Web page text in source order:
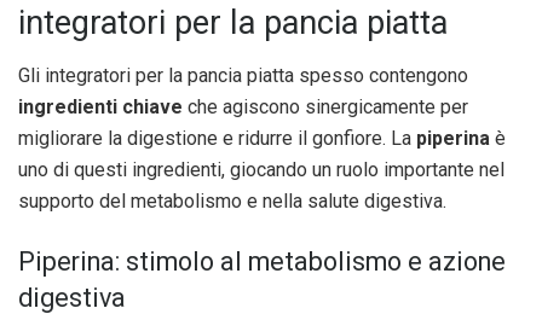
integratori per la pancia piatta
Gli integratori per la pancia piatta spesso contengono
ingredienti chiave che agiscono sinergicamente per
migliorare la digestione e ridurre il gonfiore. La piperina è
uno di questi ingredienti, giocando un ruolo importante nel
supporto del metabolismo e nella salute digestiva.
Piperina: stimolo al metabolismo e azione
digestiva